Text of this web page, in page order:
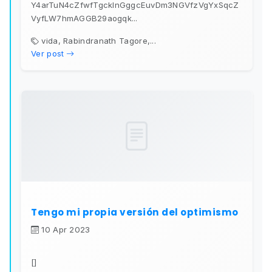
Y4arTuN4cZfwfTgckInGggcEuvDm3NGVfzVgYxSqcZ
VyfLW7hmAGGB29aogqk...
vida, Rabindranath Tagore,...
Ver post
Tengo mi propia versión del optimismo
10 Apr 2023
[]